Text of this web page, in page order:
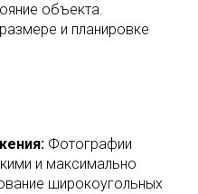
объекта.
и планировке
Фотографии
и максимально
широкоугольных